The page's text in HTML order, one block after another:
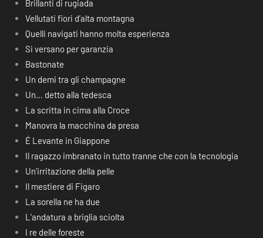
Brillanti di rugiada
Vellutati fiori d’alta montagna
Quelli navigati hanno molta esperienza
Si versano per garanzia
Bastonate
Un demi tra gli champagne
Un… detto alla tedesca
La scritta in cima alla Croce
Manovra la macchina da presa
É Levante in Giappone
Il ragazzo imbranato in tutto tranne che con la tecnologia
Un’irritazione della pelle
Il mestiere di Figaro
La sorella ne ha due
L’andatura a briglia sciolta
I re delle foreste